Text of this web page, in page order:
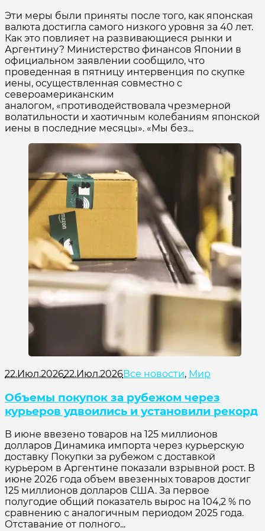
Эти меры были приняты после того, как японская
валюта достигла самого низкого уровня за 40 лет.
Как это повлияет на развивающиеся рынки и
Аргентину? Министерство финансов Японии в
официальном заявлении сообщило, что
проведенная в пятницу интервенция по скупке
иены, осуществленная совместно с
североамериканским
аналогом, «противодействовала чрезмерной
волатильности и хаотичным колебаниям японской
иены в последние месяцы». «Мы без...
22.Июл.202622.Июл.2026Все новости, Мир
Объемы покупок за рубежом через
курьеров удвоились и установили рекорд
В июне ввезено товаров на 125 миллионов
долларов Динамика импорта через курьерскую
доставку Покупки за рубежом с доставкой
курьером в Аргентине показали взрывной рост. В
июне 2026 года объем ввезенных товаров достиг
125 миллионов долларов США. За первое
полугодие общий показатель вырос на 104,2 % по
сравнению с аналогичным периодом 2025 года.
Отставание от полного...